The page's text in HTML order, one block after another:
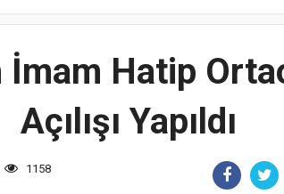
İmam Hatip
Açılışı Yapıldı
1158